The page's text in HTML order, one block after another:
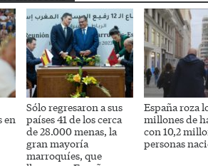
en
Sólo regresaron a sus
países 41 de los cerca
de 28.000 menas, la
gran mayoría
marroquíes, que
España roza
millones de
con 10,2
personas